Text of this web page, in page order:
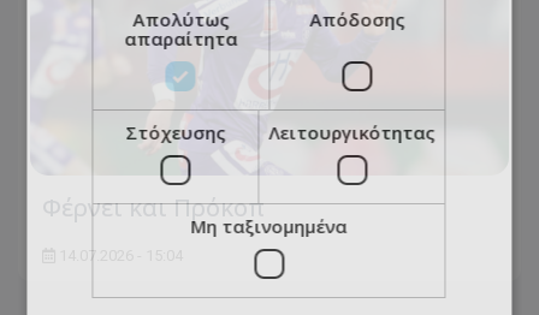
Φέρνει και Πρόκοπ
Απολύτως
απαραίτητα
Απόδοσης
Στόχευσης Λειτουργικότητας
Μη ταξινομημένα